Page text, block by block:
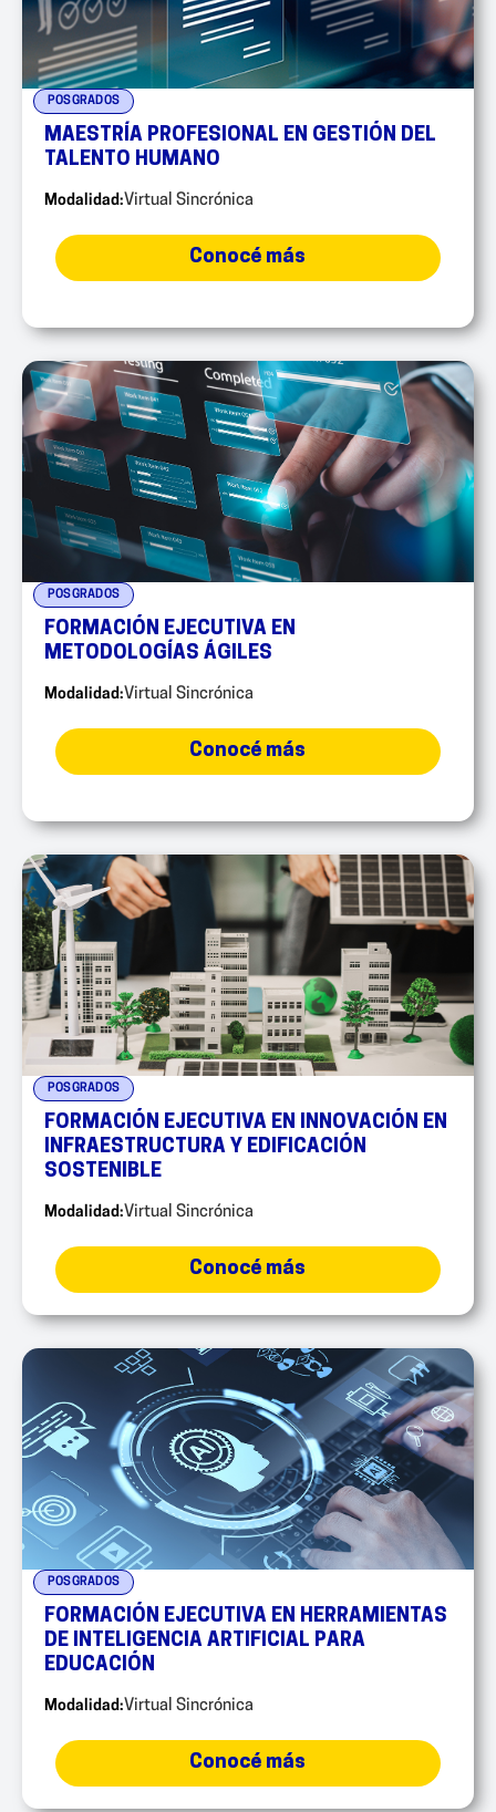
POSGRADOS
MAESTRÍA PROFESIONAL EN GESTIÓN DEL
TALENTO HUMANO
Modalidad:Virtual Sincrónica
Conocé más
POSGRADOS
FORMACIÓN EJECUTIVA EN
METODOLOGÍAS ÁGILES
Modalidad:Virtual Sincrónica
Conocé más
POSGRADOS
FORMACIÓN EJECUTIVA EN INNOVACIÓN EN
INFRAESTRUCTURA Y EDIFICACIÓN
SOSTENIBLE
Modalidad:Virtual Sincrónica
Conocé más
POSGRADOS
FORMACIÓN EJECUTIVA EN HERRAMIENTAS
DE INTELIGENCIA ARTIFICIAL PARA
EDUCACIÓN
Modalidad:Virtual Sincrónica
Conocé más